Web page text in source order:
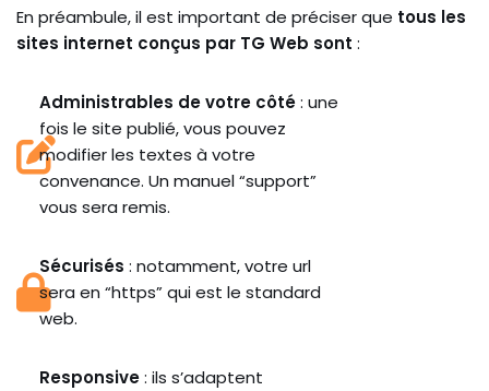
En préambule, il est important de préciser que tous les
sites internet conçus par TG Web sont :
Administrables de votre côté: une
fois le site publié, vous pouvez
modifier les textes à votre
convenance. Un manuel “support”
vous sera remis.
Sécurisés : notamment, votre url
sera en “https” qui est le standard
web.
Responsive: ils s’adaptent